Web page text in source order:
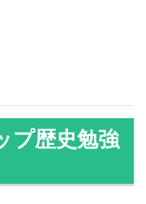
プ歴史勉強